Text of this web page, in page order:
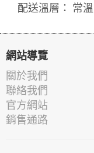
配送溫層： 常溫
網站導覽
關於我們
聯絡我們
官方網站
銷售通路